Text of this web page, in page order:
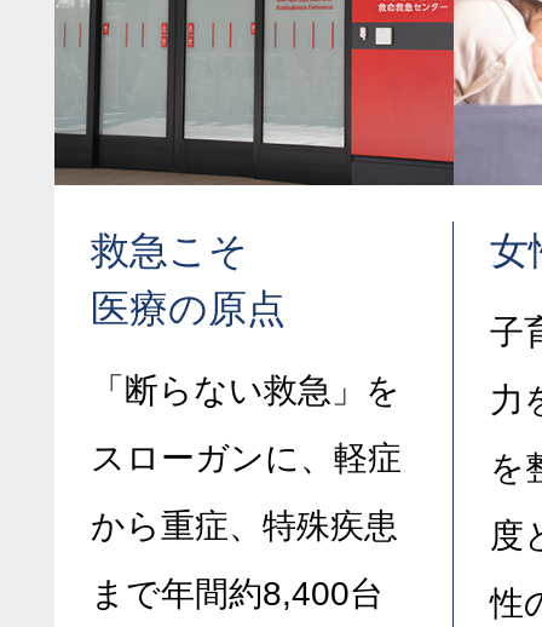
救急こそ
医療の原点
「断らない救急」を
スローガンに、軽症
から重症、特殊疾患
まで年間約8,400台
女
子
力
を
度
性